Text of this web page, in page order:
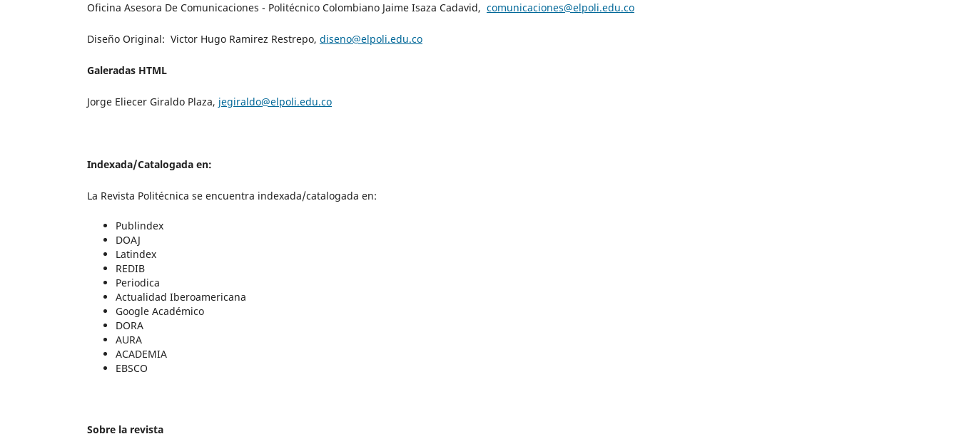
Oficina Asesora De Comunicaciones - Politécnico Colombiano Jaime Isaza Cadavid, comunicaciones@elpoli.edu.co
Diseño Original: Victor Hugo Ramirez Restrepo, diseno@elpoli.edu.co
Galeradas HTML
Jorge Eliecer Giraldo Plaza, jegiraldo@elpoli.edu.co
Indexada/Catalogada en:
La Revista Politécnica se encuentra indexada/catalogada en:
Publindex
DOAJ
Latindex
REDIB
Periodica
Actualidad Iberoamericana
Google Académico
DORA
AURA
ACADEMIA
EBSCO
Sobre la revista